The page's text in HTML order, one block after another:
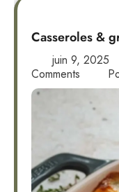
Casseroles &
juin 9, 2025
Comments